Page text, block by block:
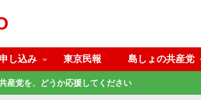
し込み 東京民報 島しょの共産党
産党を、どうか応援してください